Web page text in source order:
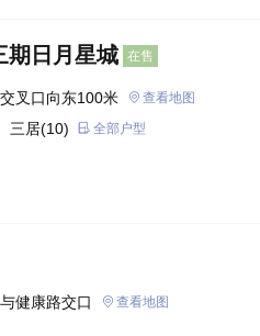
期日月星城 在售
叉口向东100米 查看地图
三居(10) 全部户型
健康路交口 查看地图